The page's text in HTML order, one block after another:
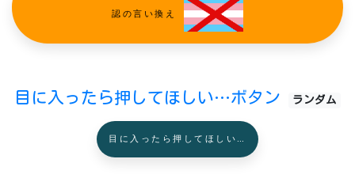
認の言い換え
目に入ったら押してほしい…ボタン ランダム
目に入ったら押してほしい…